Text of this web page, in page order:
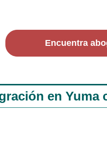
Encuentra
en Yuma